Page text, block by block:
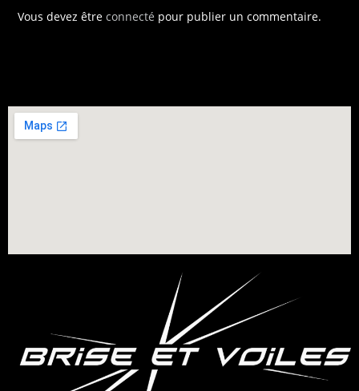
Vous devez êtreconnecté pour publier un commentaire.